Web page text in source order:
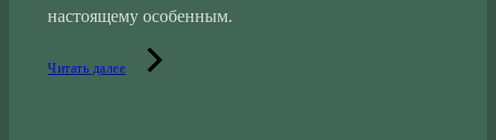
настоящему особенным.
Читать далее